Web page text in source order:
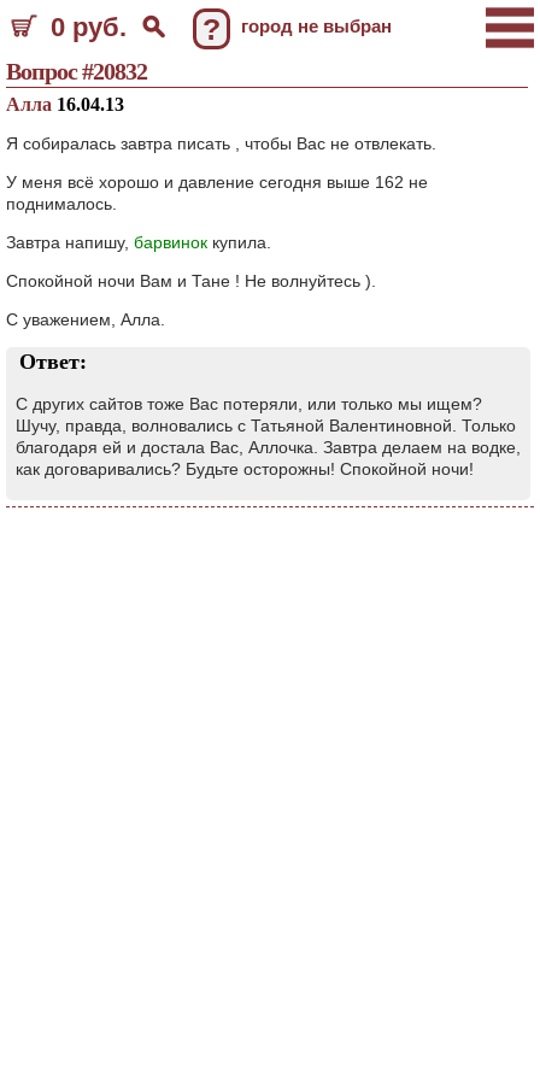
0 руб. ? город не выбран
Вопрос #20832
Алла 16.04.13
Я собиралась завтра писать , чтобы Вас не отвлекать.
У меня всё хорошо и давление сегодня выше 162 не
поднималось.
Завтра напишу, барвинок купила.
Спокойной ночи Вам и Тане ! Не волнуйтесь ).
С уважением, Алла.
Ответ:
С других сайтов тоже Вас потеряли, или только мы ищем?
Шучу, правда, волновались с Татьяной Валентиновной. Только
благодаря ей и достала Вас, Аллочка. Завтра делаем на водке,
как договаривались? Будьте осторожны! Спокойной ночи!